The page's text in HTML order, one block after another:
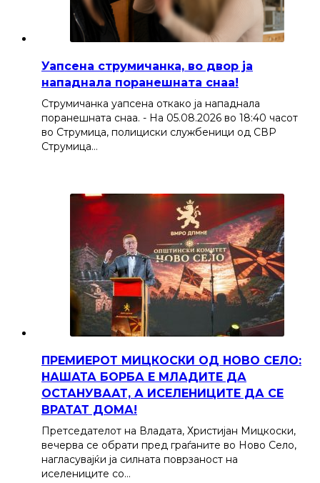
Уапсена струмичанка, во двор ја
нападнала поранешната снаа!
Струмичанка уапсена откако ја нападнала
поранешната снаа. - На 05.08.2026 во 18:40 часот
во Струмица, полициски службеници од СВР
Струмица…
ПРЕМИЕРОТ МИЦКОСКИ ОД НОВО СЕЛО:
НАШАТА БОРБА Е МЛАДИТЕ ДА
ОСТАНУВААТ, А ИСЕЛЕНИЦИТЕ ДА СЕ
ВРАТАТ ДОМА!
Претседателот на Владата, Христијан Мицкоски,
вечерва се обрати пред граѓаните во Ново Село,
нагласувајќи ја силната поврзаност на
иселениците со…